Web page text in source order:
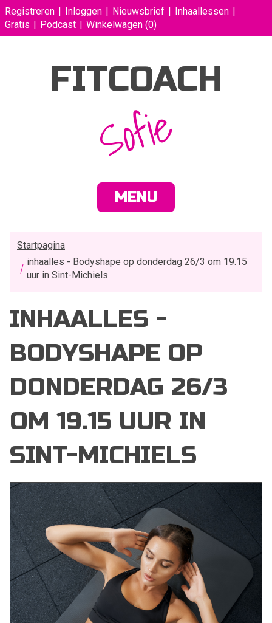
Registreren Inloggen Nieuwsbrief
Inhaallessen
Gratis
Podcast Winkelwagen (0)
FITCOACH
Sofie
MENU
Startpagina
inhaalles - Bodyshape op donderdag 26/3 om 19.15
uur in Sint-Michiels
INHAALLES -
BODYSHAPE OP
DONDERDAG 26/3
OM 19.15 UUR IN
SINT-MICHIELS